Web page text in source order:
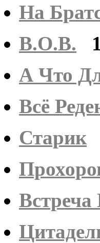
На
В.О.В.
А Что
Всё
Старик
Встреча